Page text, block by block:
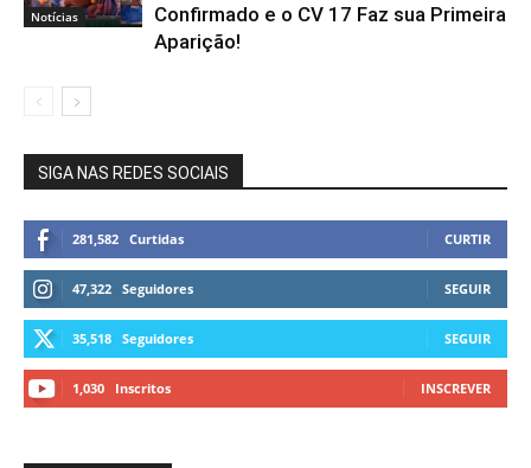
Notícias
Confirmado e o CV 17 Faz sua Primeira
Aparição!
SIGA NAS REDES SOCIAIS
281,582 Curtidas CURTIR
47,322 Seguidores SEGUIR
35,518 Seguidores SEGUIR
1,030 Inscritos INSCREVER